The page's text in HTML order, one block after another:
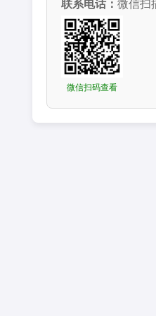
联系电话： 微信
微信扫码查看